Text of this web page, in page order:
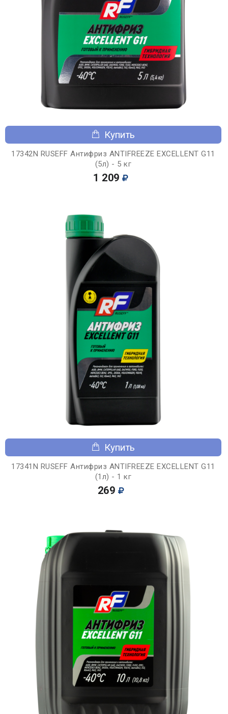
Купить
17342N RUSEFF Антифриз ANTIFREEZE EXCELLENT G11
(5л) - 5 кг
1 209
Купить
17341N RUSEFF Антифриз ANTIFREEZE EXCELLENT G11
(1л) - 1 кг
269